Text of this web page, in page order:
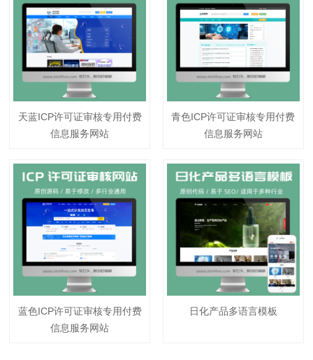
天蓝ICP许可证审核专用付费
信息服务网站
青色ICP许可证审核专用付费
信息服务网站
蓝色ICP许可证审核专用付费
信息服务网站
日化产品多语言模板